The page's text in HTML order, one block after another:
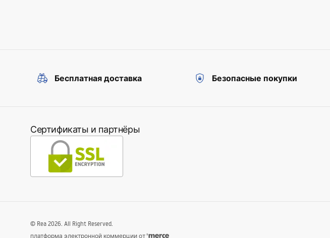
Бесплатная доставка Безопасные покупки
Сертификаты и партнёры
© Rea 2026. All Right Reserved.
платформа электронной коммерции от